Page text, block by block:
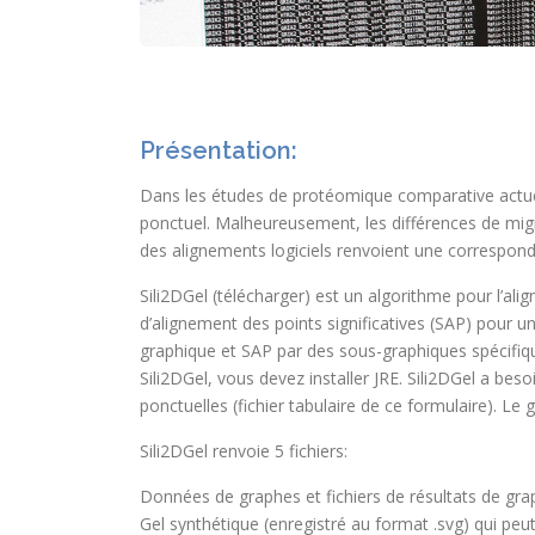
Présentation:
Dans les études de protéomique comparative
ponctuel. Malheureusement, les différences de
des alignements logiciels renvoient une
Sili2DGel (télécharger) est un algorithme pour
d’alignement des points significatives (SAP) pour
graphique et SAP par des sous-graphiques
Sili2DGel, vous devez installer JRE. Sili2DGel a
ponctuelles (fichier tabulaire de ce formulaire).
Sili2DGel renvoie 5 fichiers:
Données de graphes et fichiers de résultats de
Gel synthétique (enregistré au format .svg) qui